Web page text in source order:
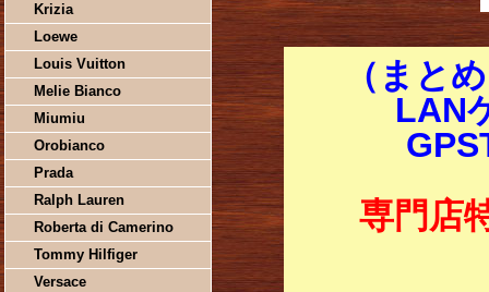
Krizia
Loewe
Louis Vuitton
Melie Bianco
Miumiu
Orobianco
Prada
Ralph Lauren
Roberta di Camerino
Tommy Hilfiger
Versace
（まと
LAN
専門店